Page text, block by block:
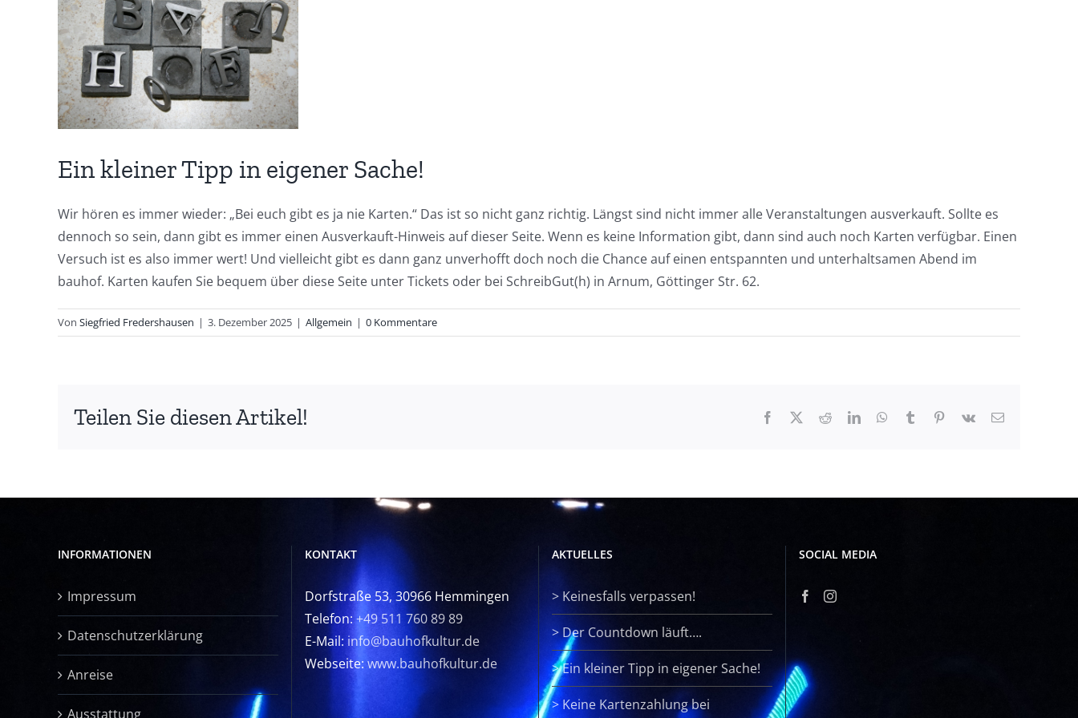
Bild
Ein kleiner Tipp in eigener Sache!
Wir hören es immer wieder: „Bei euch gibt es ja nie Karten.“ Das ist so nicht ganz richtig. Längst sind nicht immer alle Veranstaltungen ausverkauft. Sollte es
dennoch so sein, dann gibt es immer einen Ausverkauft-Hinweis auf dieser Seite. Wenn es keine Information gibt, dann sind auch noch Karten verfügbar. Einen
Versuch ist es also immer wert! Und vielleicht gibt es dann ganz unverhofft doch noch die Chance auf einen entspannten und unterhaltsamen Abend im
bauhof. Karten kaufen Sie bequem über diese Seite unter Tickets oder bei SchreibGut(h) in Arnum, Göttinger Str. 62.
Von Siegfried Fredershausen | 3. Dezember 2025 | Allgemein | 0 Kommentare
Teilen Sie diesen Artikel! Facebook RedditLinkedInWhatsApp
Tumblr Pinterest
Vk
E-
INFORMATIONEN
Impressum
Datenschutzerklärung
Anreise
Ausstattung
KONTAKT
Dorfstraße 53, 30966 Hemmingen
Telefon: +49 511 760 89 89
E-Mail: info@bauhofkultur.de
Webseite: www.bauhofkultur.de
AKTUELLES
> Keinesfalls verpassen!
>Der Countdown läuft….
>Ein kleiner Tipp in eigener Sache!
> Keine Kartenzahlung bei
SOCIAL MEDIA